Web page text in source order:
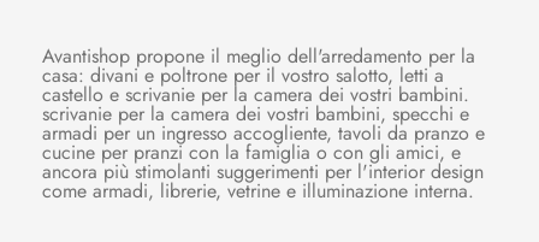
Avantishop propone il meglio dell'arredamento per la
casa: divani e poltrone per il vostro salotto, letti a
castello e scrivanie per la camera dei vostri bambini.
scrivanie per la camera dei vostri bambini, specchi e
armadi per un ingresso accogliente, tavoli da pranzo e
cucine per pranzi con la famiglia o con gli amici, e
ancora più stimolanti suggerimenti per l'interior design
come armadi, librerie, vetrine e illuminazione interna.